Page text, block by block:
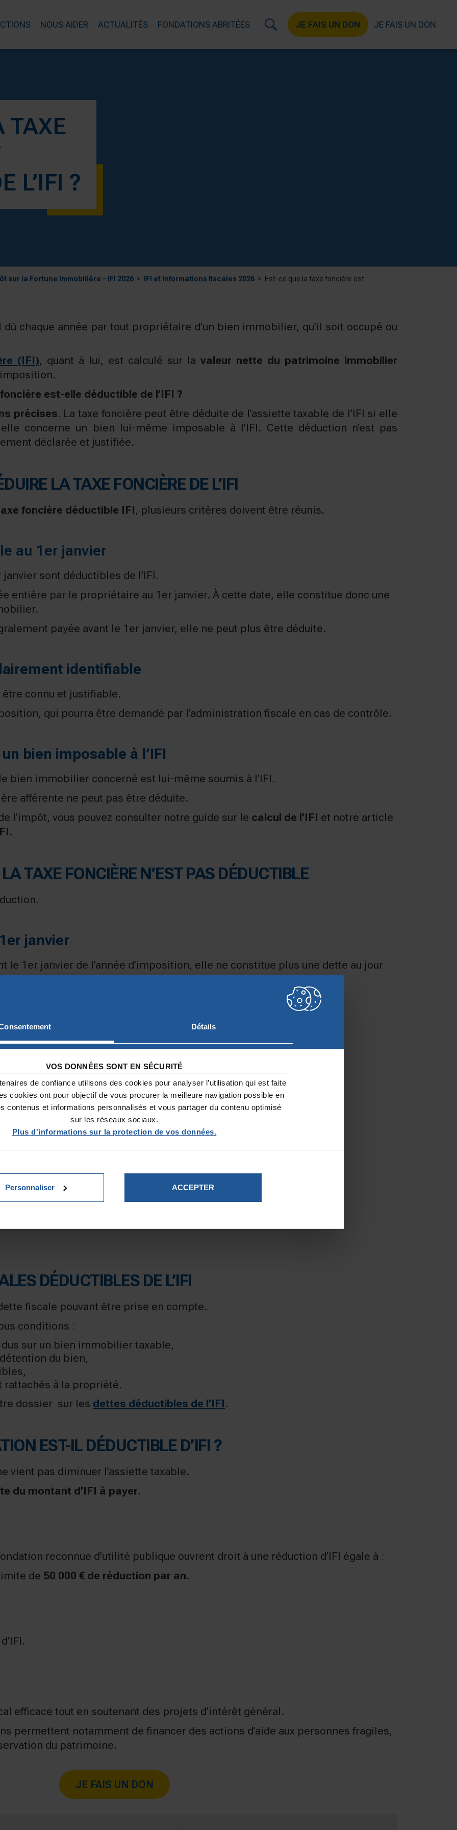
Détails
VOS DONNÉES SONT EN SÉCURITÉ
de confiance utilisons des cookies pour analyser l’utilisation qui est faite
cookies ont pour objectif de vous procurer la meilleure navigation possible en
contenus et informations personnalisés et vous partager du contenu optimisé
sur les réseaux sociaux.
Plus d'informations sur la protection de vos données.
Personnaliser ACCEPTER
NOUS AIDER ACTUALITÉS FONDATIONS ABRITÉES JE FAIS UN DON JE FAIS UN DON
TAXE
L’IFI ?
sur la Fortune Immobilière – IFI 2026 IFI et informations fiscales 2026
Est-ce que la taxe foncière est
chaque année par tout propriétaire d’un bien immobilier, qu’il soit occupé ou
(IFI), quant à lui, est calculé sur la valeur nette du patrimoine immobilier
est-elle déductible de l’IFI ?
précises. La taxe foncière peut être déduite de l’assiette taxable de l’IFI si elle
concerne un bien lui-même imposable à l’IFI. Cette déduction n’est pas
déclarée et justifiée.
LA TAXE FONCIÈRE DE L’IFI
foncière déductible IFI, plusieurs critères doivent être réunis.
au 1er janvier
sont déductibles de l’IFI.
entière par le propriétaire au 1er janvier. À cette date, elle constitue donc une
payée avant le 1er janvier, elle ne peut plus être déduite.
identifiable
connu et justifiable.
qui pourra être demandé par l’administration fiscale en cas de contrôle.
bien imposable à l’IFI
bien immobilier concerné est lui-même soumis à l’IFI.
afférente ne peut pas être déduite.
l’impôt, vous pouvez consulter notre guide sur le calcul de l’IFI et notre article
.
TAXE FONCIÈRE N’EST PAS DÉDUCTIBLE
janvier
le 1er janvier de l’année d’imposition, elle ne constitue plus une dette au jour
déduite.
d’IFI
une activité principale,
spécifique.
n’est pas déductible.
des dettes fiscales déductibles IFI.
DÉDUCTIBLES DE L’IFI
fiscale pouvant être prise en compte.
conditions :
sur un bien immobilier taxable,
du bien,
à la propriété.
dossier sur les dettes déductibles de l’IFI.
EST-IL DÉDUCTIBLE D’IFI ?
vient pas diminuer l’assiette taxable.
du montant d’IFI à payer.
reconnue d’utilité publique ouvrent droit à une réduction d’IFI égale à :
de 50 000 € de réduction par an.
efficace tout en soutenant des projets d’intérêt général.
permettent notamment de financer des actions d’aide aux personnes fragiles,
du patrimoine.
JE FAIS UN DON